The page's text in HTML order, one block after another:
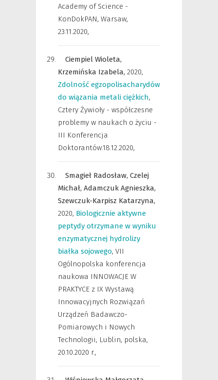
Academy of Science -
KonDokPAN, Warsaw,
23.11.2020,
Ciempiel Wioleta,
Krzemińska Izabela, 2020,
Zdolność egzopolisacharydów
do wiązania metali ciężkich,
Cztery Żywioły - współczesne
problemy w naukach o życiu -
III Konferencja
Doktorantów.18.12.2020,
Smagieł Radosław, Czelej
Michał, Adamczuk Agnieszka,
Szewczuk-Karpisz Katarzyna,
2020, Biologicznie aktywne
peptydy otrzymane w wyniku
enzymatycznej hydrolizy
białka sojowego, VII
Ogólnopolska konferencja
naukowa INNOWACJE W
PRAKTYCE z IX Wystawą
Innowacyjnych Rozwiązań
Urządzeń Badawczo-
Pomiarowych i Nowych
Technologii, Lublin, polska,
20.10.2020 r.,